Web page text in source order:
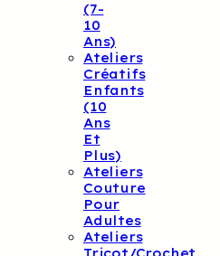
(7-
10
Ans)
Ateliers
Créatifs
Enfants
(10
Ans
Et
Plus)
Ateliers
Couture
Pour
Adultes
Ateliers